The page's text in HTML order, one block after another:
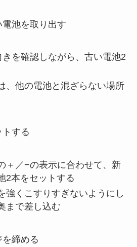
池を取り出す
を確認しながら、古い電池2
、他の電池と混ざらない場所
する
＋／−の表示に合わせて、新
2本をセットする
強くこすりすぎないようにし
まで差し込む
締める